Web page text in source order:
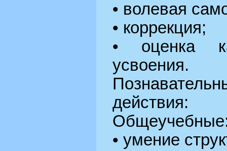
• волевая
• коррекция;
• оценка
усвоения.
действия:
• умение